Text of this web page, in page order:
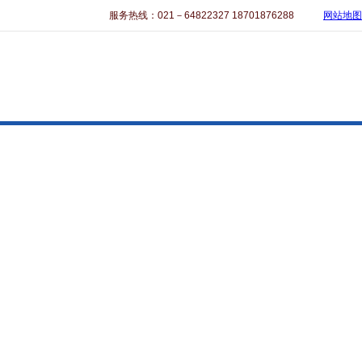
服务热线：021－64822327 18701876288 网站地图